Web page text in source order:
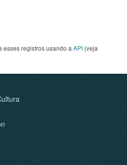
esses registros usando a API (veja